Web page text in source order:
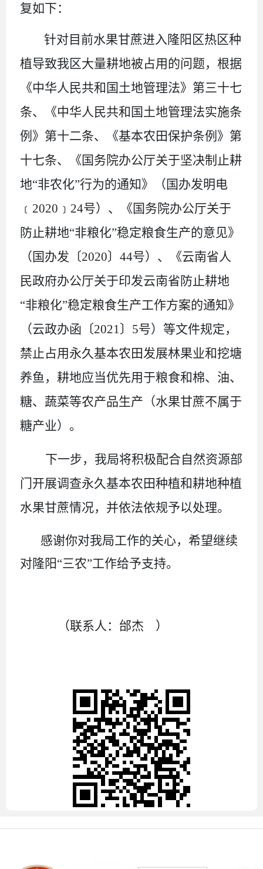
复如下：
针对目前水果甘蔗进入隆阳区热区种
植导致我区大量耕地被占用的问题， 根据
《中华人民共和国土地管理法》第三十七
条、《中华人民共和国土地管理法实施条
例》第十二条、
《基本农田保护条例》第
十七条、
《国务院办公厅关于坚决制止耕
地“非农化”行为的通知》（国办发明电
﹝2020﹞24号）、《国务院办公厅关于
防止耕地“非粮化”稳定粮食生产的意见》
（国办发〔2020〕44号）、《云南省人
民政府办公厅关于印发云南省防止耕地
“非粮化”稳定粮食生产工作方案的通知》
（云政办函〔2021〕5号） 等文件规定，
禁止占用永久基本农田发展林果业和挖塘
养鱼，耕地应当优先用于粮食和棉、油、
糖、蔬菜等农产品生产（水果甘蔗不属于
糖产业）。
下一步，我局将积极配合自然资源部
门开展调查永久基本农田种植和耕地种植
水果甘蔗情况，并依法依规予以处理。
感谢你对我局工作的关心， 希望继续
对隆阳“三农”工作给予支持。
（联系人： 邰杰 ）